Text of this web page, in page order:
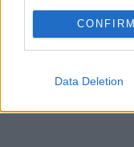
CONFIRM
Data Deletion